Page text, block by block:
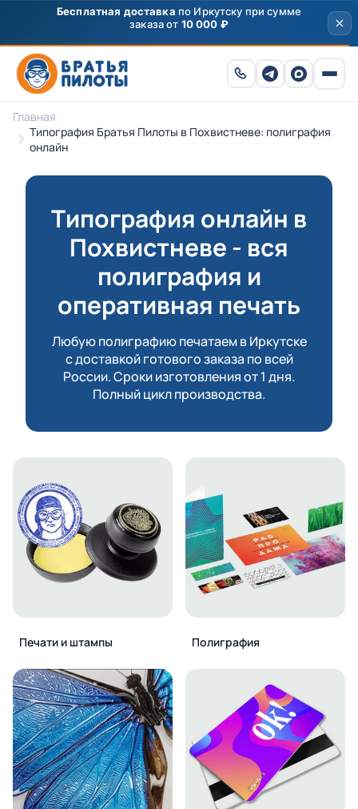
Скидка250 ₽на первый заказ от 3000 ₽ по
промокоду
ПРИВЕТ
Главная
Типография Братья Пилоты в Похвистневе: полиграфия
онлайн
Типография онлайн в
Похвистневе - вся
полиграфия и
оперативная печать
Любую полиграфию печатаем в Иркутске
с доставкой готового заказа по всей
России. Сроки изготовления от 1 дня.
Полный цикл производства.
Печати и штампы Полиграфия